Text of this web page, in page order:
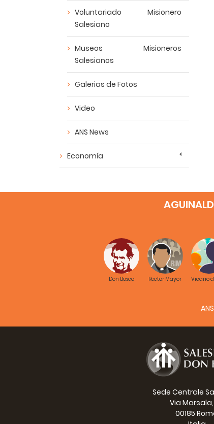
Voluntariado Misionero
Salesiano
Museos Misioneros
Salesianos
Galerias de Fotos
Video
ANS News
Economía
Don Bosco Rector Mayor Vicario
ANS
Sede Centrale
Via
00185